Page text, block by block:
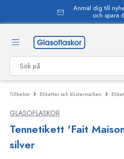
Anmäl dig till
och spara
Tillbehör Etiketter och klistermärken
GLASOFLASKOR
Tennetikett 'Fait
silver